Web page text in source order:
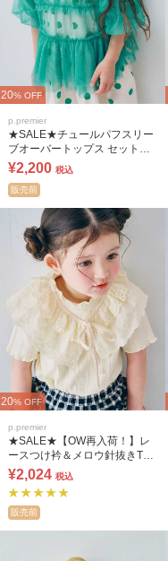
20% OFF
p.premier
★SALE★チュールパフスリー
ブオーバートップス セットア
ップ可
¥2,200 税込
販売前
20% OFF
p.premier
★SALE★【OW再入荷！】レ
ースつけ衿＆メロウ針抜きTシ
ャツセット
¥2,024 税込
販売前